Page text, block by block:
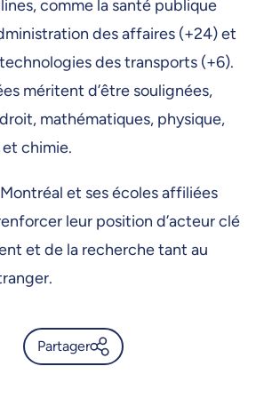
comme la santé publique
des affaires (+24) et
des transports (+6).
méritent d’être soulignées,
mathématiques, physique,
chimie.
et ses écoles affiliées
leur position d’acteur clé
et de la recherche tant au
Partager